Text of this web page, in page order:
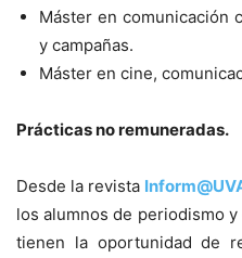
Máster en comunicación
y campañas.
Máster en cine,
Prácticas no remuneradas.
Desde la revista
los alumnos de periodismo
tienen la oportunidad de